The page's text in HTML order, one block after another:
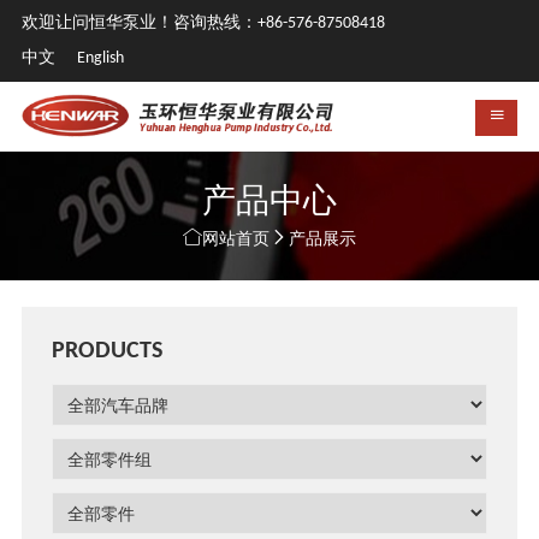
欢迎让问恒华泵业！咨询热线：+86-576-87508418
中文
English
产品中心
网站首页 产品展示
PRODUCTS